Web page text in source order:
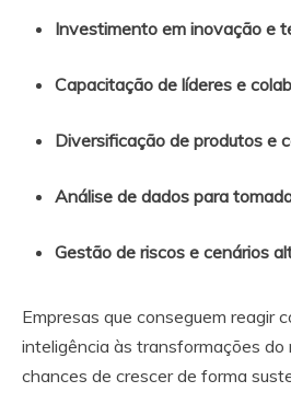
Investimento em inovação e
Capacitação de líderes e
Diversificação de produtos e
Análise de dados para
Gestão de riscos e cenários
Empresas que conseguem reagir
inteligência às transformações do
chances de crescer de forma